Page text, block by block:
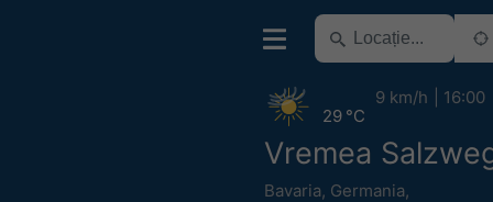
Vremea
Bavaria, Germania,
29 °C
9 km/h 16:00